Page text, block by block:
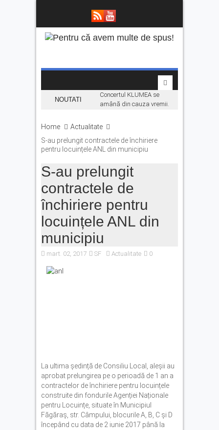
NOUTATI
Concertul KLUMEA se
amână din cauza vremii.
urcă pe scenă duminică
„Hoinari prin munți”, filmul
despre făgărășeanul Dinu
Mititeanu, se vede la
Cetatea Făgărașului,
înainte de premiera în
cinematografe
Făgăraș? Muzică live, anii
’90 și distracție
tinerii din Făgăraș.
vor să își transforme ideile
Home
Actualitate
S-au prelungit contractele de închiriere
pentru locuințele ANL din municipiu
S-au prelungit
contractele de
închiriere pentru
locuințele ANL din
municipiu
mart. 02, 2017 SF Actualitate 0
La ultima ședință de Consiliu Local, aleșii au
aprobat prelungirea pe o perioadă de 1 an a
contractelor de închiriere pentru locuințele
construite din fondurile Agenției Naționale
pentru Locuințe, situate în Municipiul
Făgăraș, str. Câmpului, blocurile A, B, C și D
începând cu data de 2 iunie 2017 până la